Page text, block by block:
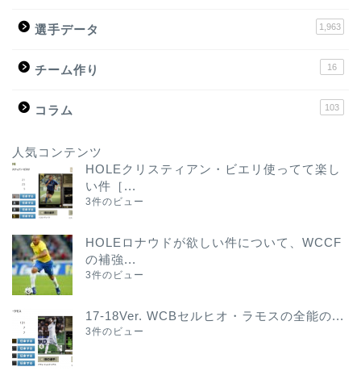
選手データ 1,963
チーム作り 16
コラム 103
人気コンテンツ
HOLEクリスティアン・ビエリ使ってて楽し
い件［...
3件のビュー
HOLEロナウドが欲しい件について、WCCF
の補強...
3件のビュー
17-18Ver. WCBセルヒオ・ラモスの全能の...
3件のビュー